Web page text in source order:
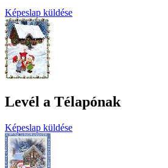
Képeslap küldése
Levél a Télapónak
Képeslap küldése